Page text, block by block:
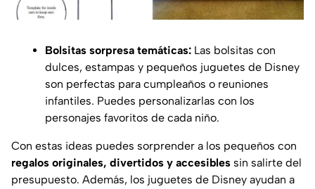
Bolsitas sorpresa temáticas: Las bolsitas con
dulces, estampas y pequeños juguetes de Disney
son perfectas para cumpleaños o reuniones
infantiles. Puedes personalizarlas con los
personajes favoritos de cada niño.
Con estas ideas puedes sorprender a los pequeños con
regalos originales, divertidos y accesibles sin salirte del
presupuesto. Además, los juguetes de Disney ayudan a